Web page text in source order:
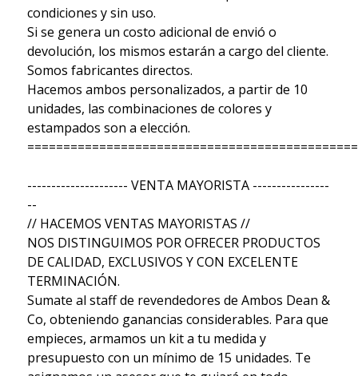
condiciones y sin uso.
Si se genera un costo adicional de envió o
devolución, los mismos estarán a cargo del cliente.
Somos fabricantes directos.
Hacemos ambos personalizados, a partir de 10
unidades, las combinaciones de colores y
estampados son a elección.
--------------------- VENTA MAYORISTA ----------------
--
// HACEMOS VENTAS MAYORISTAS //
NOS DISTINGUIMOS POR OFRECER PRODUCTOS
DE CALIDAD, EXCLUSIVOS Y CON EXCELENTE
TERMINACIÓN.
Sumate al staff de revendedores de Ambos Dean &
Co, obteniendo ganancias considerables. Para que
empieces, armamos un kit a tu medida y
presupuesto con un mínimo de 15 unidades. Te